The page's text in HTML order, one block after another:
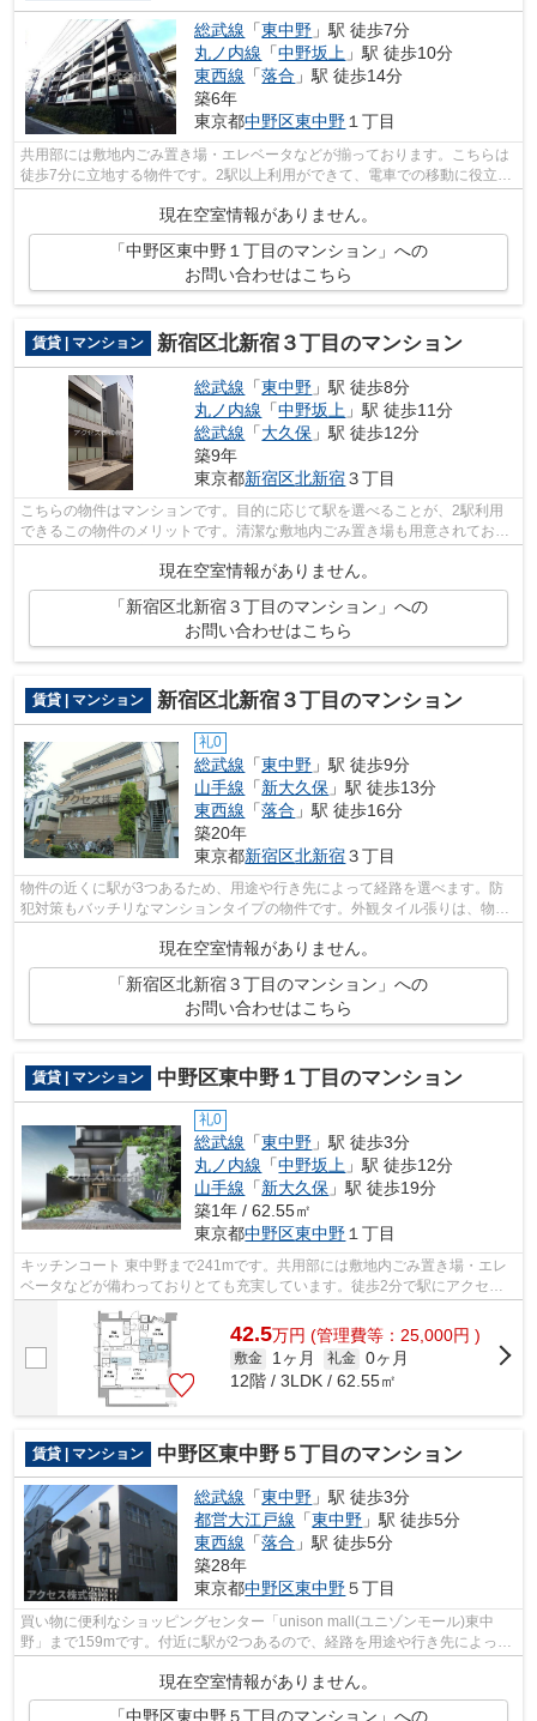
総武線 「東中野 」駅 徒歩7分
丸ノ内線 「中野坂上 」駅 徒歩10分
東西線 「落合 」駅 徒歩14分
築6年
東京都中野区東中野 １丁目
共用部には敷地内ごみ置き場・エレベータなどが揃っております。こちらは
徒歩7分に立地する物件です。2駅以上利用ができて、電車での移動に役立つ
物件です。築4年の築浅物件。防犯対策...
現在空室情報がありません。
「中野区東中野１丁目のマンション」への
お問い合わせはこちら
賃貸 | マンション 新宿区北新宿３丁目のマンション
総武線 「東中野 」駅 徒歩8分
丸ノ内線 「中野坂上 」駅 徒歩11分
総武線 「大久保 」駅 徒歩12分
築9年
東京都新宿区北新宿３丁目
こちらの物件はマンションです。目的に応じて駅を選べることが、2駅利用
できるこの物件のメリットです。清潔な敷地内ごみ置き場も用意されており
現在空室情報がありません。
「新宿区北新宿３丁目のマンション」への
お問い合わせはこちら
賃貸 | マンション 新宿区北新宿３丁目のマンション
礼0
総武線 「東中野 」駅 徒歩9分
山手線 「新大久保 」駅 徒歩13分
東西線 「落合 」駅 徒歩16分
築20年
東京都新宿区北新宿３丁目
物件の近くに駅が3つあるため、用途や行き先によって経路を選べます。防
犯対策もバッチリなマンションタイプの物件です。外観タイル張りは、物件
現在空室情報がありません。
「新宿区北新宿３丁目のマンション」への
お問い合わせはこちら
賃貸 | マンション 中野区東中野１丁目のマンション
礼0
総武線 「東中野 」駅 徒歩3分
丸ノ内線 「中野坂上 」駅 徒歩12分
山手線 「新大久保 」駅 徒歩19分
築1年 / 62.55㎡
東京都中野区東中野 １丁目
キッチンコート 東中野まで241mです。共用部には敷地内ごみ置き場・エレ
ベータなどが備わっておりとても充実しています。徒歩2分で駅にアクセス
できる物件です。夏場は特に涼しい通風...
42.5万円 (管理費等：25,000円 )
敷金 1ヶ月 礼金 0ヶ月
12階 / 3LDK / 62.55㎡
賃貸 | マンション 中野区東中野５丁目のマンション
総武線 「東中野 」駅 徒歩3分
都営大江戸線 「東中野 」駅 徒歩5分
東西線 「落合 」駅 徒歩5分
築28年
東京都中野区東中野５丁目
買い物に便利なショッピングセンター「unison mall(ユニゾンモール)東中
野」まで159mです。付近に駅が2つあるので、経路を用途や行き先によって
選べる物件です。2階建てマンションです...
現在空室情報がありません。
「中野区東中野５丁目のマンション」への